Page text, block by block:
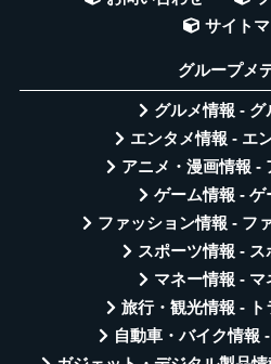
サイト
グループメ
グルメ情報 - グ
エンタメ情報 - エ
アニメ・漫画情報 -
ゲーム情報 - ゲ
ファッション情報 - フ
スポーツ情報 -
マネー情報 - マ
旅行・観光情報 - ト
自動車・バイク情報